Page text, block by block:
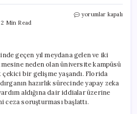
2 Min Read
Yapay
Katilin
Yönlendirilmesi
için
yorumlar kapalı
geçen yıl meydana gelen ve iki
neden olan üniversite kampüsü
çekici bir gelişme yaşandı. Florida
hazırlık sürecinde yapay zeka
aldığına dair iddialar üzerine
ceza soruşturması başlattı.